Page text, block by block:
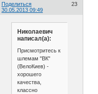
Поделиться
23
30.05.2013 09:49
Николаевич
написал(а):
Присмотритесь к
шлемам "ВК"
(ВелоКиев) -
хорошего
качества,
классно